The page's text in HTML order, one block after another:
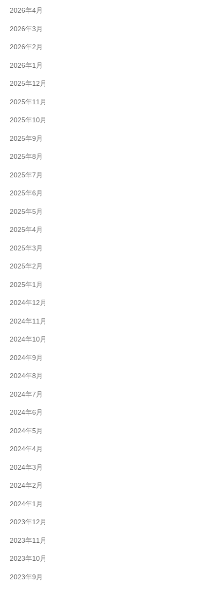
2026年4月
2026年3月
2026年2月
2026年1月
2025年12月
2025年11月
2025年10月
2025年9月
2025年8月
2025年7月
2025年6月
2025年5月
2025年4月
2025年3月
2025年2月
2025年1月
2024年12月
2024年11月
2024年10月
2024年9月
2024年8月
2024年7月
2024年6月
2024年5月
2024年4月
2024年3月
2024年2月
2024年1月
2023年12月
2023年11月
2023年10月
2023年9月